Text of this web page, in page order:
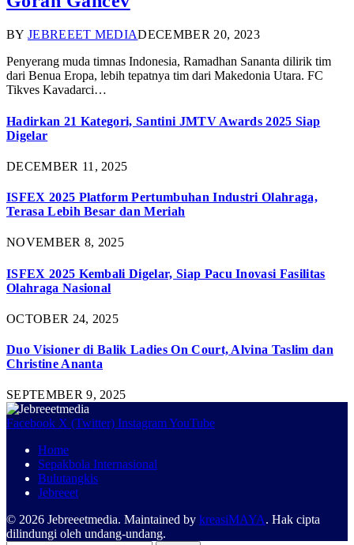
BY JEBREEET MEDIADECEMBER 20, 2023
Penyerang muda timnas Indonesia, Ramadhan Sananta dilirik tim
dari Benua Eropa, lebih tepatnya tim dari Makedonia Utara. FC
Tikves Kavadarci…
Hadirkan 21 Kategori, Santini JMTV Awards 2025 Siap
Digelar
DECEMBER 11, 2025
ISFEX 2025 Platform Pertumbuhan Industri Olahraga,
Terasa Lebih Besar dan Meriah
NOVEMBER 8, 2025
ISFEX 2025 Kembali Digelar, Siap Pacu Inovasi Fasilitas
Olahraga Nasional
OCTOBER 24, 2025
Duo Visioner di Balik Ladies On Court, Alvina Taslim dan
Christine Ananta
SEPTEMBER 9, 2025
Facebook X (Twitter) InstagramYouTube
Home
Sepakbola Internasional
Bulutangkis
Jebreeet
© 2026 Jebreeetmedia. Maintained by kreasiMAYA. Hak cipta
dilindungi oleh undang-undang.